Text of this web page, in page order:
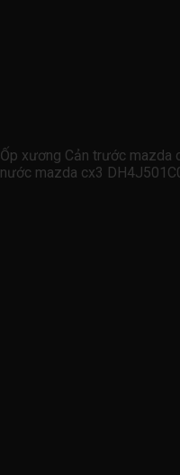
Ốp xương Cản trước
nước mazda cx3